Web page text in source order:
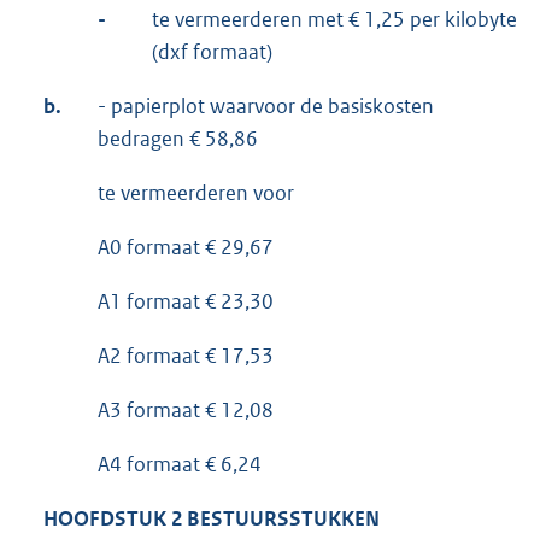
-
te vermeerderen met € 1,25 per kilobyte
(dxf formaat)
b.
- papierplot waarvoor de basiskosten
bedragen € 58,86
te vermeerderen voor
A0 formaat € 29,67
A1 formaat € 23,30
A2 formaat € 17,53
A3 formaat € 12,08
A4 formaat € 6,24
HOOFDSTUK 2 BESTUURSSTUKKEN